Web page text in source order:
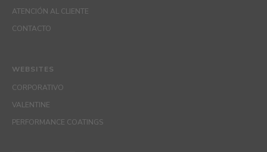
ATENCIÓN AL CLIENTE
CONTACTO
WEBSITES
CORPORATIVO
VALENTINE
PERFORMANCE COATINGS